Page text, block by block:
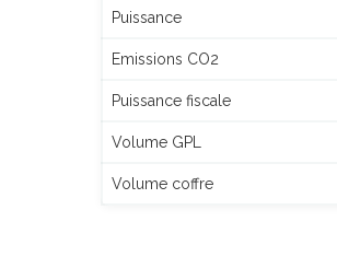
Puissance
Emissions CO2
Puissance fiscale
Volume GPL
Volume coffre